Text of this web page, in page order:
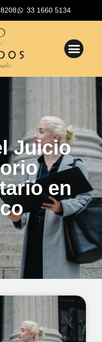
33 1660 5134
Juicio
en